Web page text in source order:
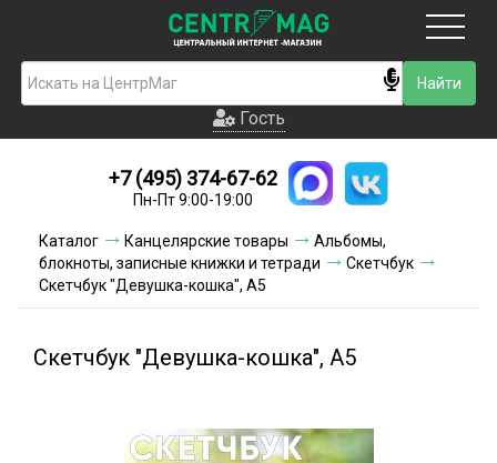
Гость
Новинки
Условия доставки
Условия оплаты
Гость
+7 (495) 374-67-62
Пн-Пт 9:00-19:00
Каталог Канцелярские товары
Альбомы,
блокноты, записные книжки и тетради
Скетчбук
Скетчбук "Девушка-кошка", А5
Скетчбук "Девушка-кошка", А5